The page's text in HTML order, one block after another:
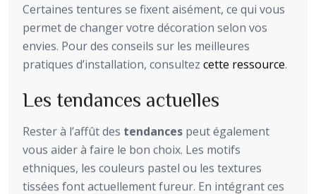
Certaines tentures se fixent aisément, ce qui vous
permet de changer votre décoration selon vos
envies. Pour des conseils sur les meilleures
pratiques d’installation, consultez cette ressource.
Les tendances actuelles
Rester à l’affût des tendances peut également
vous aider à faire le bon choix. Les motifs
ethniques, les couleurs pastel ou les textures
tissées font actuellement fureur. En intégrant ces